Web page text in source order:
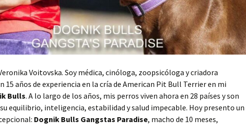
Voitovska. Soy médica, cinóloga, zoopsicóloga y criadora
15 años de experiencia en la cría de American Pit Bull Terrier en mi
Bulls. A lo largo de los años, mis perros viven ahora en 28 países y son
equilibrio, inteligencia, estabilidad y salud impecable. Hoy presento un
Dognik Bulls Gangstas Paradise, macho de 10 meses,